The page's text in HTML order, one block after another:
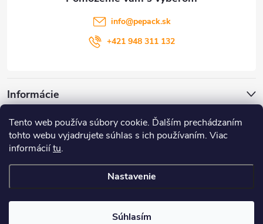
Tento web používa súbory cookie. Ďalším prechádzaním
tohto webu vyjadrujete súhlas s ich používaním. Viac
informáciítu.
Nastavenie
Súhlasím
e
Informácie
Zákaznícky servis
info@pepack.sk
+421 948 311 132
Copyright 2026PePack. Všetky práva vyhradené.